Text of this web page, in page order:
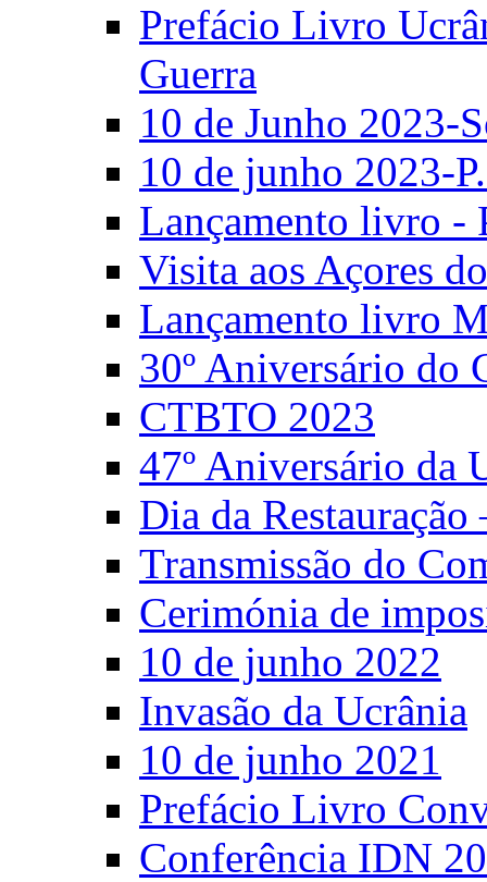
Prefácio Livro
Guerra
10 de Junho 2023-
10 de junho 2023-
Lançamento livro -
Visita aos Açores
Lançamento livro
30º Aniversário do
CTBTO 2023
47º Aniversário da
Dia da
Transmissão do
Cerimónia de
10 de junho 2022
Invasão da Ucrânia
10 de junho 2021
Prefácio Livro
Conferência IDN